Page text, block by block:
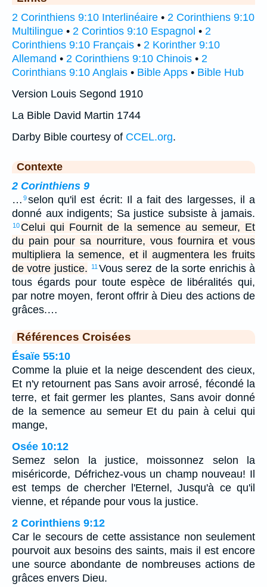
2 Corinthiens 9:10 Interlinéaire • 2 Corinthiens 9:10
Multilingue • 2 Corintios 9:10 Espagnol • 2
Corinthiens 9:10 Français • 2 Korinther 9:10
Allemand • 2 Corinthiens 9:10 Chinois • 2
Corinthians 9:10 Anglais • Bible Apps • Bible Hub
Version Louis Segond 1910
La Bible David Martin 1744
Darby Bible courtesy of CCEL.org.
Contexte
2 Corinthiens 9
… 9selon qu'il est écrit: Il a fait des largesses, il a
donné aux indigents; Sa justice subsiste à jamais.
10 Celui qui Fournit de la semence au semeur, Et
du pain pour sa nourriture, vous fournira et vous
multipliera la semence, et il augmentera les fruits
de votre justice.
11 Vous serez de la sorte enrichis à
tous égards pour toute espèce de libéralités qui,
par notre moyen, feront offrir à Dieu des actions de
grâces.…
Références Croisées
Ésaïe 55:10
Comme la pluie et la neige descendent des cieux,
Et n'y retournent pas Sans avoir arrosé, fécondé la
terre, et fait germer les plantes, Sans avoir donné
de la semence au semeur Et du pain à celui qui
mange,
Osée 10:12
Semez selon la justice, moissonnez selon la
miséricorde, Défrichez-vous un champ nouveau! Il
est temps de chercher l'Eternel, Jusqu'à ce qu'il
vienne, et répande pour vous la justice.
2 Corinthiens 9:12
Car le secours de cette assistance non seulement
pourvoit aux besoins des saints, mais il est encore
une source abondante de nombreuses actions de
grâces envers Dieu.